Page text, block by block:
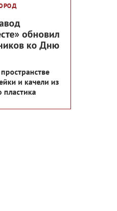
обновил
ко Дню
и качели из
пластика